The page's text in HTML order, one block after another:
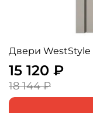
15 120 ₽
18 144 ₽